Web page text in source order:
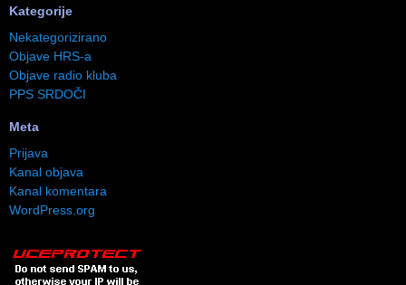
Kategorije
Nekategorizirano
Objave HRS-a
Objave radio kluba
PPS SRDOČI
Meta
Prijava
Kanal objava
Kanal komentara
WordPress.org